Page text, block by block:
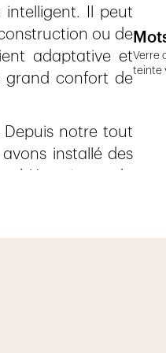
Il peut
ou de
adaptative et
grand confort de
notre tout
installé des
du
la tour Alto
références en
Verre
teinte